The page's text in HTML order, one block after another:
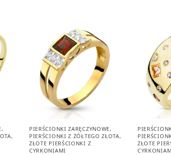
,
,
PIERŚCIONKI ZARĘCZYNOWE,
PIERŚCIONKI Z ŻÓŁTEGO ZŁOTA,
ZŁOTE PIERŚCIONKI Z
CYRKONIAMI
ZŁOTE